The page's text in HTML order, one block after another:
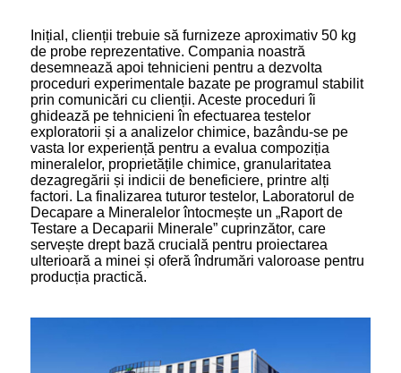
Inițial, clienții trebuie să furnizeze aproximativ 50 kg
de probe reprezentative. Compania noastră
desemnează apoi tehnicieni pentru a dezvolta
proceduri experimentale bazate pe programul stabilit
prin comunicări cu clienții. Aceste proceduri îi
ghidează pe tehnicieni în efectuarea testelor
exploratorii și a analizelor chimice, bazându-se pe
vasta lor experiență pentru a evalua compoziția
mineralelor, proprietățile chimice, granularitatea
dezagregării și indicii de beneficiere, printre alți
factori. La finalizarea tuturor testelor, Laboratorul de
Decapare a Mineralelor întocmește un „Raport de
Testare a Decaparii Minerale” cuprinzător, care
servește drept bază crucială pentru proiectarea
ulterioară a minei și oferă îndrumări valoroase pentru
producția practică.